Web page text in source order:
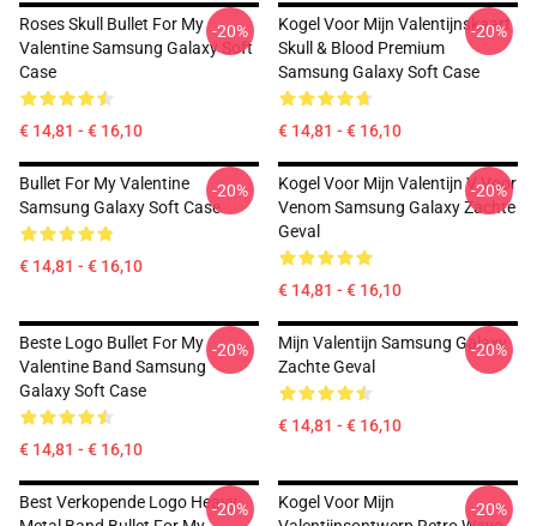
Roses Skull Bullet For My
Valentine Samsung Galaxy Soft
Case
€ 14,81 - € 16,10
-20%
Kogel Voor Mijn Valentijnskaart
Skull & Blood Premium
Samsung Galaxy Soft Case
€ 14,81 - € 16,10
-20%
Bullet For My Valentine
Samsung Galaxy Soft Case
€ 14,81 - € 16,10
-20%
Kogel Voor Mijn Valentijn V Voor
Venom Samsung Galaxy Zachte
Geval
€ 14,81 - € 16,10
-20%
Beste Logo Bullet For My
Valentine Band Samsung
Galaxy Soft Case
€ 14,81 - € 16,10
-20%
Mijn Valentijn Samsung Galaxy
Zachte Geval
€ 14,81 - € 16,10
-20%
Best Verkopende Logo Heavy
-20%
Kogel Voor Mijn
-20%